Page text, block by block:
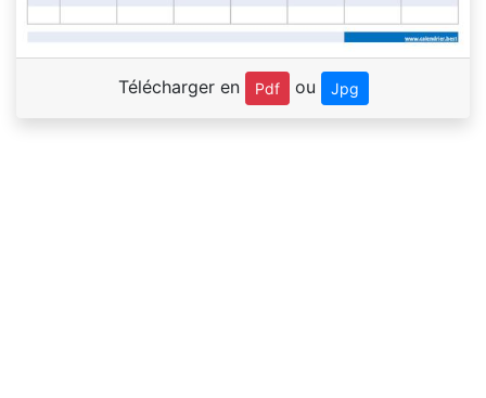
Télécharger en Pdf ou Jpg